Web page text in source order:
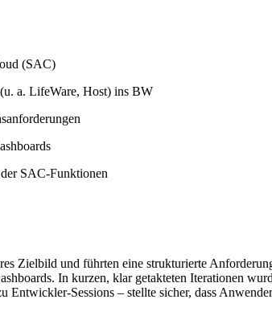
(SAC)
a. LifeWare, Host) ins BW
SAC-Funktionen
Zielbild und führten eine strukturierte
In kurzen, klar getakteten Iterationen
Entwickler-Sessions – stellte sicher, dass